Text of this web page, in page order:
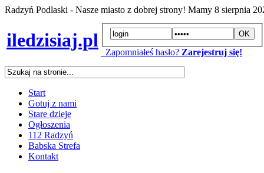
Radzyń Podlaski - Nasze miasto z dobrej strony! Mamy 8 sierpnia
iledzisiaj.pl
Zapomniałeś hasło? Zarejestruj się!
Start
Gotuj z nami
Stare dzieje
Ogłoszenia
112 Radzyń
Babska Strefa
Kontakt